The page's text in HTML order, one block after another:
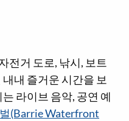
전거 도로, 낚시, 보트
내 즐거운 시간을 보
라이브 음악, 공연 예
(Barrie Waterfront